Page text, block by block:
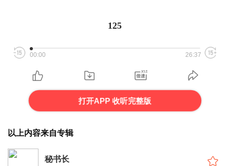
125
00:00 26:37
打开APP 收听完整版
以上内容来自专辑
秘书长